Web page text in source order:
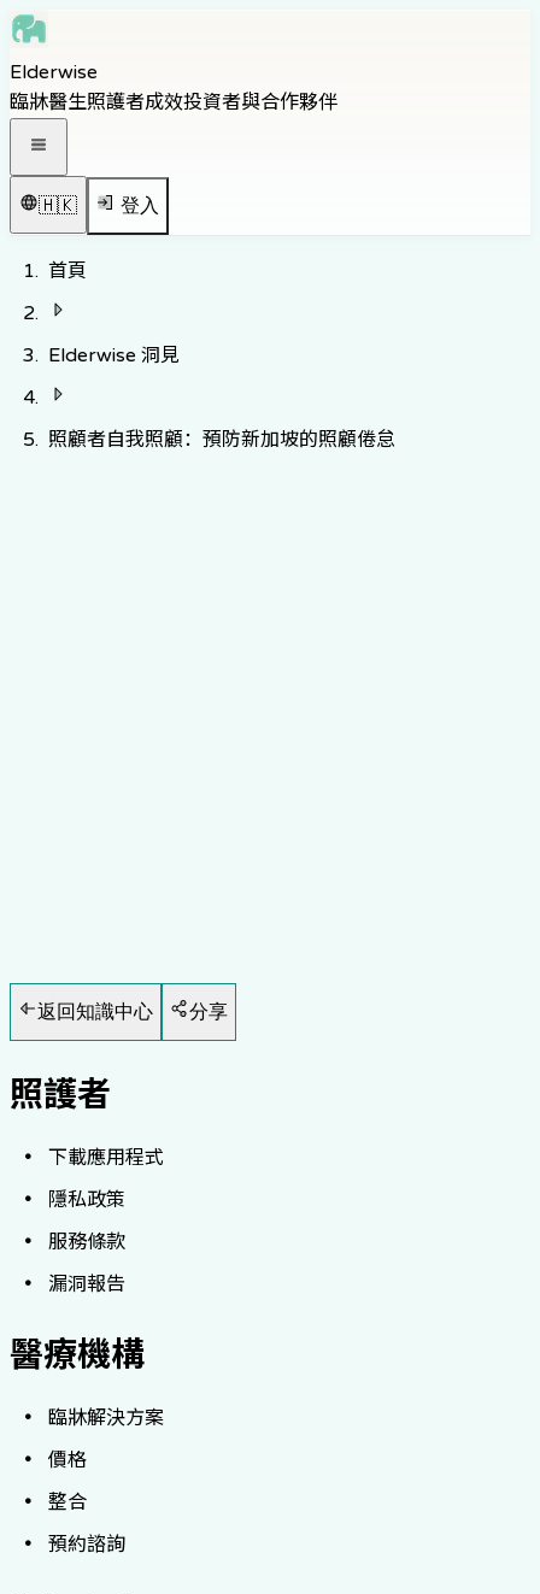
Skip to navigation
Skip to footer
Elderwise
臨牀醫生照護者成效投資者與合作夥伴
🇭🇰 登入
首頁
Elderwise 洞見
照顧者自我照顧：預防新加坡的照顧倦怠
返回知識中心 分享
照護者
下載應用程式
隱私政策
服務條款
漏洞報告
醫療機構
臨牀解決方案
價格
整合
預約諮詢